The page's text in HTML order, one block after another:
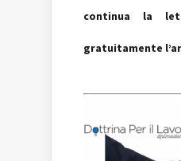
continua la
gratuitamente